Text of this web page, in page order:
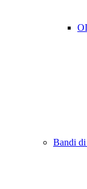
Bandi di